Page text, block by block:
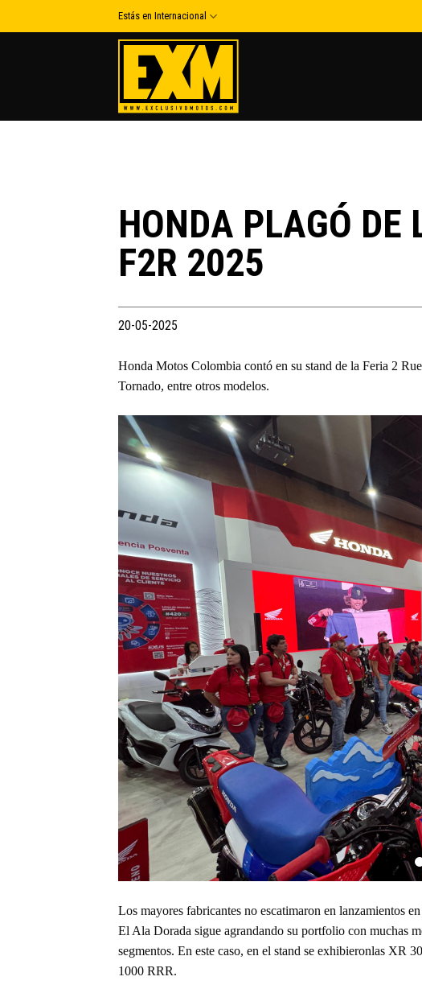
to
Estás en Internacional
HONDA PLAGÓ
F2R 2025
20-05-2025
Honda Motos Colombia contó en su stand de la Feria 2
Tornado, entre otros modelos.
Los mayores fabricantes no escatimaron en lanzamientos
El Ala Dorada sigue agrandando su portfolio con muchas
segmentos. En este caso, en el stand se exhibieronlas
1000 RRR.